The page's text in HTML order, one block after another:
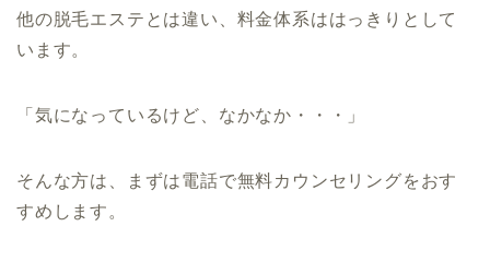
他の脱毛エステとは違い、料金体系ははっきりとして
います。
「気になっているけど、なかなか・・・」
そんな方は、まずは電話で無料カウンセリングをおす
すめします。